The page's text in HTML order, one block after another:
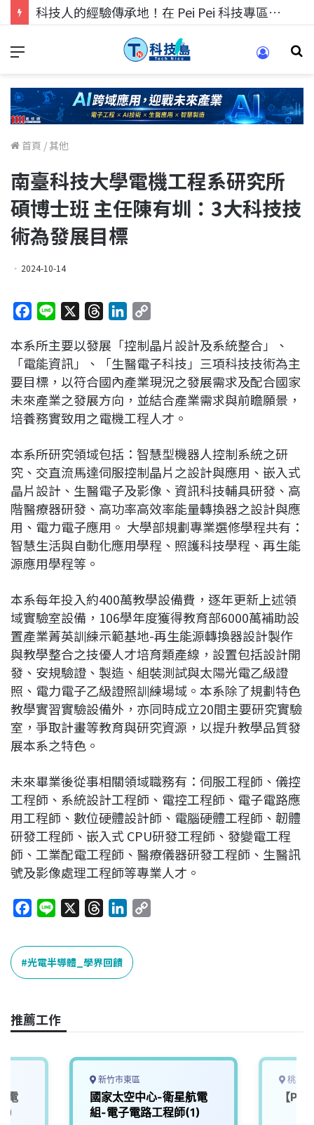
科技人的經驗傳承地！在 Pei Pei 科技專區，與學弟妹交流最硬核的技術
首頁 /其他
南臺科技大學電機工程系研究所
碩博士班 主任陳有圳：3大科技技
術為發展目標
2024-10-14
c
e
b
o
o
n
e
r
e
a
d
s
n
k
e
d
I
p
y
L
i
n
本系所主要以發展「控制晶片設計及系統整合」、
「電能資訊」、「生醫電子科技」三項科技技術為主
要目標，以符合國內產業現況之發展需求及配合國家
未來產業之發展方向，並結合產業需求與前瞻願景，
培養務實致用之電機工程人才。
本系所研究領域包括：智慧型機器人控制系統之研
究、交直流馬達伺服控制晶片之設計與應用、嵌入式
晶片設計、生醫電子及影像、資訊科技輔具研發、高
階醫療器研發、高功率高效率能量轉換器之設計與應
用、電力電子應用。 大學部規劃專業選修學程共有：
智慧生活與自動化應用學程、照護科技學程、再生能
源應用學程等。
本系每年投入約400萬教學設備費，逐年更新上述領
域實驗室設備，106學年度獲得教育部6000萬補助設
置產業菁英訓練示範基地-再生能源轉換器設計製作
與教學整合之技優人才培育類產線，設置包括設計開
發、安規驗證、製造、組裝測試與太陽光電乙級證
照、電力電子乙級證照訓練場域。本系除了規劃特色
教學實習實驗設備外，亦同時成立20間主要研究實驗
室，爭取計畫等教育與研究資源，以提升教學品質發
展本系之特色。
未來畢業後從事相關領域職務有：伺服工程師、儀控
工程師、系統設計工程師、電控工程師、電子電路應
用工程師、數位硬體設計師、電腦硬體工程師、韌體
研發工程師、嵌入式 CPU研發工程師、發變電工程
師、工業配電工程師、醫療儀器研發工程師、生醫訊
號及影像處理工程師等專業人才。
c
e
b
o
k
n
e
r
e
a
k
e
n
k
光電半導體_學界回饋
推薦工作
電
新竹市東區
國家太空中心-衛星航電
組-電子電路工程師(1)
桃園
【